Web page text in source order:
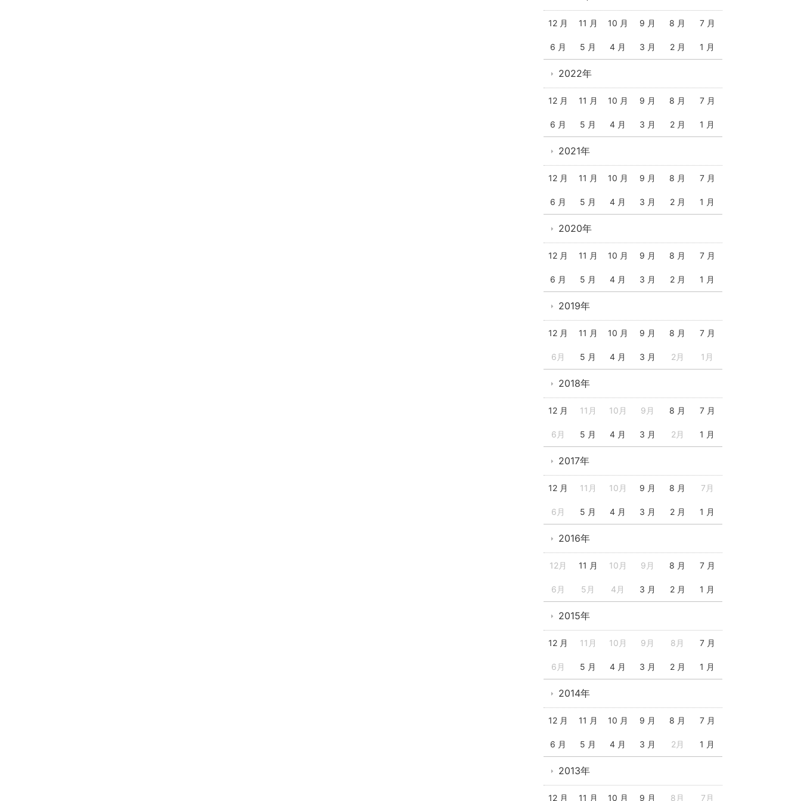
12 月 11 月 10 月 9 月 8 月 7 月
6 月 5 月 4 月 3 月 2 月 1 月
2022年
12 月 11 月 10 月 9 月 8 月 7 月
6 月 5 月 4 月 3 月 2 月 1 月
2021年
12 月 11 月 10 月 9 月 8 月 7 月
6 月 5 月 4 月 3 月 2 月 1 月
2020年
12 月 11 月 10 月 9 月 8 月 7 月
6 月 5 月 4 月 3 月 2 月 1 月
2019年
12 月 11 月 10 月 9 月 8 月 7 月
6月 5 月 4 月 3 月 2月 1月
2018年
12 月 11月 10月 9月 8 月 7 月
6月 5 月 4 月 3 月 2月 1 月
2017年
12 月 11月 10月 9 月 8 月 7月
6月 5 月 4 月 3 月 2 月 1 月
2016年
12月 11 月 10月 9月 8 月 7 月
6月 5月 4月 3 月 2 月 1 月
2015年
12 月 11月 10月 9月 8月 7 月
6月 5 月 4 月 3 月 2 月 1 月
2014年
12 月 11 月 10 月 9 月 8 月 7 月
6 月 5 月 4 月 3 月 2月 1 月
2013年
12 月 11 月 10 月 9 月 8月 7月